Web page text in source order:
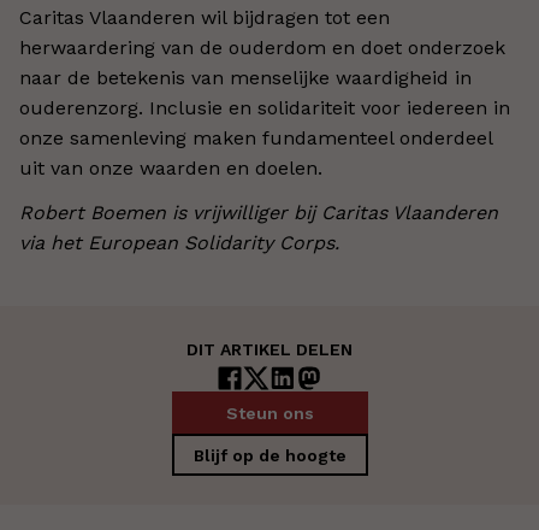
Caritas Vlaanderen wil bijdragen tot een
herwaardering van de ouderdom en doet onderzoek
naar de betekenis van menselijke waardigheid in
ouderenzorg. Inclusie en solidariteit voor iedereen in
onze samenleving maken fundamenteel onderdeel
uit van onze waarden en doelen.
Robert Boemen is vrijwilliger bij Caritas Vlaanderen
via het European Solidarity Corps.
DIT ARTIKEL DELEN
Steun ons
Blijf op de hoogte